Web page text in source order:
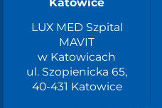
LUX MED Szpital
MAVIT
w Katowicach
ul. Szopienicka 65,
40-431 Katowice